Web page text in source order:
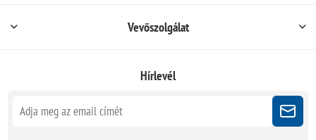
Vevőszolgálat
Hírlevél